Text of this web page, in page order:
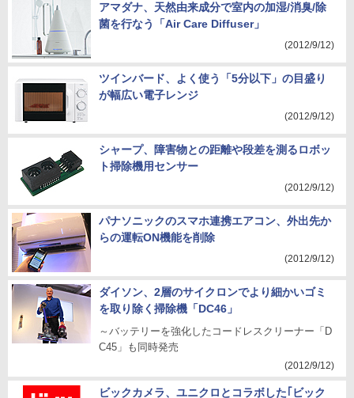
アマダナ、天然由来成分で室内の加湿/消臭/除
菌を行なう「Air Care Diffuser」
(2012/9/12)
ツインバード、よく使う「5分以下」の目盛り
が幅広い電子レンジ
(2012/9/12)
シャープ、障害物との距離や段差を測るロボッ
ト掃除機用センサー
(2012/9/12)
パナソニックのスマホ連携エアコン、外出先か
らの運転ON機能を削除
(2012/9/12)
ダイソン、2層のサイクロンでより細かいゴミ
を取り除く掃除機「DC46」
～バッテリーを強化したコードレスクリーナー「D
C45」も同時発売
(2012/9/12)
ビックカメラ、ユニクロとコラボした｢ビック